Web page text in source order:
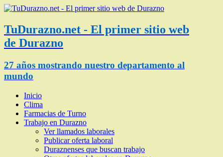
TuDurazno.net - El primer sitio web
de Durazno
27 años mostrando nuestro departamento al
mundo
Inicio
Clima
Farmacias de Turno
Trabajo en Durazno
Ver llamados laborales
Publicar oferta laboral
Duraznenses que buscan trabajo